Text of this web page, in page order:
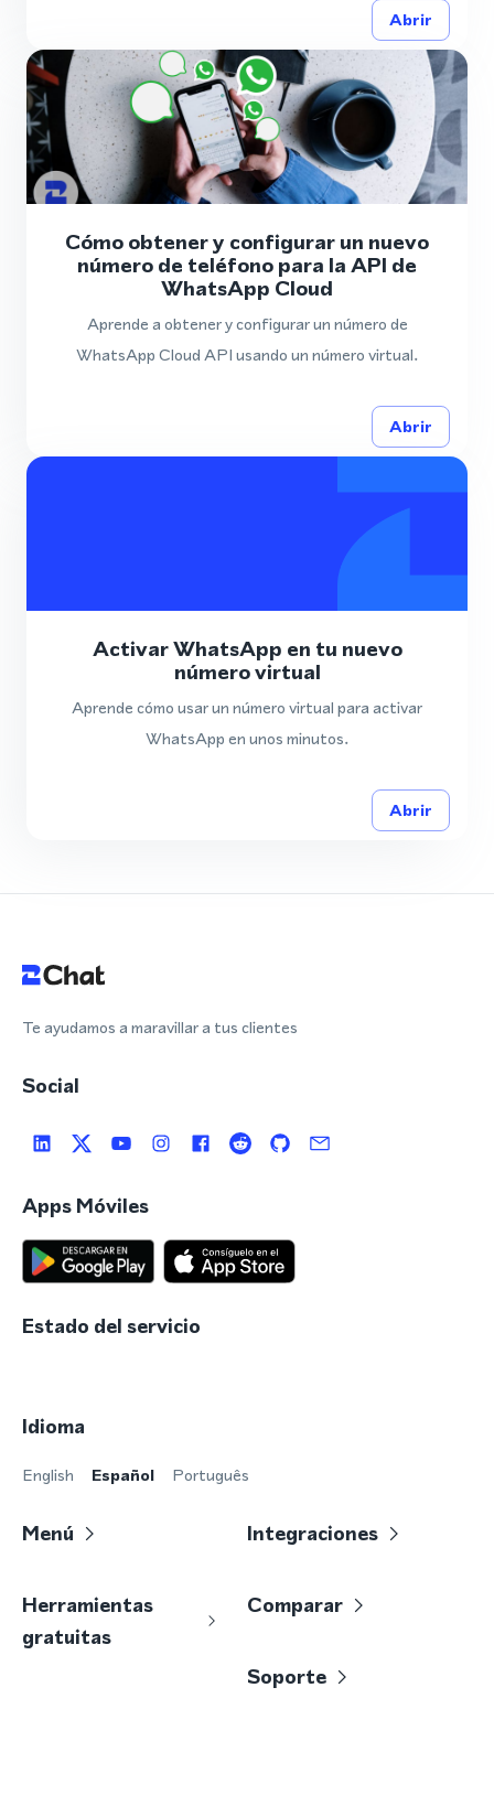
Abrir
Cómo obtener y configurar un nuevo
número de teléfono para la API de
WhatsApp Cloud
Aprende a obtener y configurar un número de
WhatsApp Cloud API usando un número virtual.
Abrir
Activar WhatsApp en tu nuevo
número virtual
Aprende cómo usar un número virtual para activar
WhatsApp en unos minutos.
Abrir
Te ayudamos a maravillar a tus clientes
Social
Apps Móviles
Estado del servicio
Idioma
English Español Português
Menú Integraciones
Herramientas
gratuitas
Comparar
Soporte